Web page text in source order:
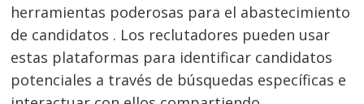
herramientas poderosas para el abastecimiento
de candidatos . Los reclutadores pueden usar
estas plataformas para identificar candidatos
potenciales a través de búsquedas específicas e